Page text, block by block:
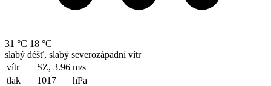
31 °C 18 °C
slabý déšť, slabý severozápadní vítr
vítr
SZ, 3.96 m/s
tlak
1017
hPa